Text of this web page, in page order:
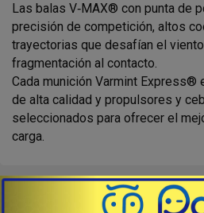
Las balas V‑MAX® con punta de
precisión de competición, altos
trayectorias que desafían el
fragmentación al contacto.
Cada munición Varmint Express®
de alta calidad y propulsores y
seleccionados para ofrecer el
carga.